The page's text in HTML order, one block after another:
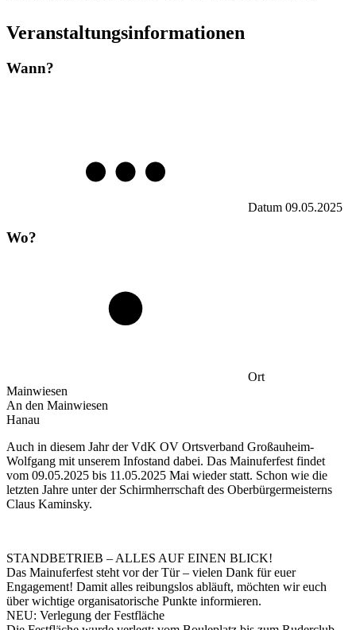
Veranstaltungsinformationen
Wann?
Datum 09.05.2025
Wo?
Ort
Mainwiesen
An den Mainwiesen
Hanau
Auch in diesem Jahr der VdK OV Ortsverband Großauheim-
Wolfgang mit unserem Infostand dabei. Das Mainuferfest findet
vom 09.05.2025 bis 11.05.2025 Mai wieder statt. Schon wie die
letzten Jahre unter der Schirmherrschaft des Oberbürgermeisterns
Claus Kaminsky.
STANDBETRIEB – ALLES AUF EINEN BLICK!
Das Mainuferfest steht vor der Tür – vielen Dank für euer
Engagement! Damit alles reibungslos abläuft, möchten wir euch
über wichtige organisatorische Punkte informieren.
NEU: Verlegung der Festfläche